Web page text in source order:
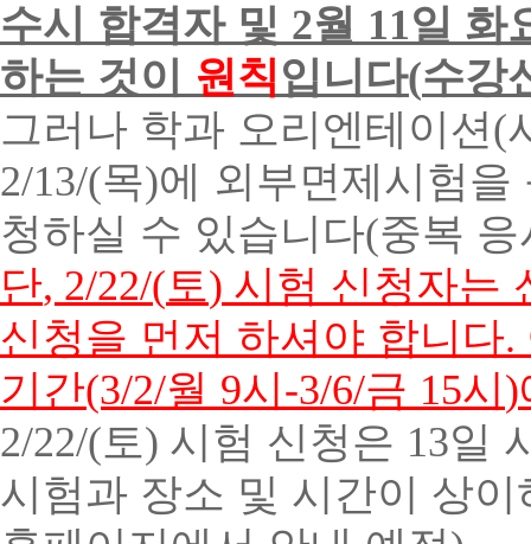
수시 합격자 및 2월 11일 화
하는 것이 원칙입니다(수강
그러나 학과 오리엔테이션(
2/13/(목)에 외부면제시험
청하실 수 있습니다(중복
단, 2/22/(토) 시험 신청자는
신청을 먼저 하셔야 합니다.
기간(3/2/월 9시 -3/6/금 15시 )
2/22/(토) 시험 신청은 13일
시험과 장소 및 시간이 상